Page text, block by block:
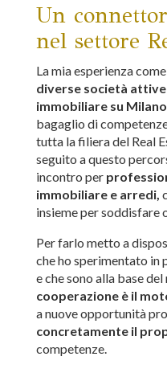
Un
nel settore
La mia esperienza
diverse società
immobiliare su Milano
bagaglio di
tutta la filiera del Real
seguito a questo
incontro per
immobiliare e arredi,
insieme per soddisfare
Per farlo metto a
che ho sperimentato in
e che sono alla base
cooperazione è il
a nuove opportunità
concretamente il
competenze.